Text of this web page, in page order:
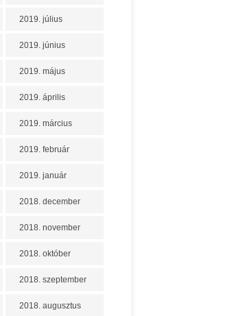
2019. július
2019. június
2019. május
2019. április
2019. március
2019. február
2019. január
2018. december
2018. november
2018. október
2018. szeptember
2018. augusztus